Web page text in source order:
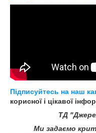
Підписуйтесь на наш
корисної і цікавої
ТД
Ми задаємо